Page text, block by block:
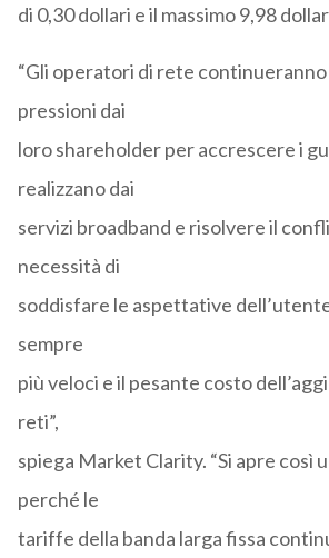
di 0,30 dollari e il massimo 9,98
“Gli operatori di rete
pressioni dai
loro shareholder per accrescere i
realizzano dai
servizi broadband e risolvere il
necessità di
soddisfare le aspettative
sempre
più veloci e il pesante costo
reti”,
spiega Market Clarity. “Si apre così
perché le
tariffe della banda larga fissa